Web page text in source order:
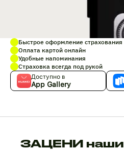
Быстрое оформление страхования
Оплата картой онлайн
Удобные напоминания
Страховка всегда под рукой
Доступно в
App Gallery
ЗАЦЕНИ наши